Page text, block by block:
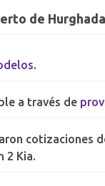
de
.
a través de
cotizaciones
2 Kia.